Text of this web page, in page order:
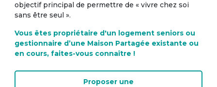
objectif principal de permettre de « vivre chez soi
sans être seul ».
Vous êtes propriétaire d'un logement seniors ou
gestionnaire d’une Maison Partagée existante ou
en cours, faites-vous connaître !
Proposer une